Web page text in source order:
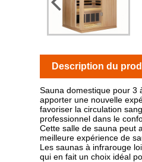
Description du
Sauna domestique pour 3
apporter une nouvelle
favoriser la circulation
professionnel dans le
Cette salle de sauna peut
meilleure expérience de
Les saunas à infrarouge
qui en fait un choix idéal